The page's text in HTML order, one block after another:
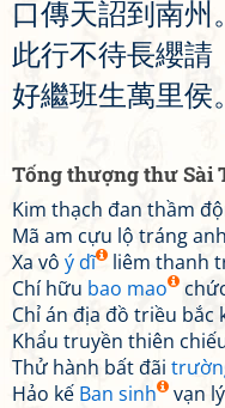
口傳天詔到 南州 。
此行不待長纓請
好繼班生萬里侯。
Tống thượng thư Sài
Kim thạch đan thầm
Mã am cựu lộ tráng
Xa vô ý dĩ
liêm thanh
Chí hữu bao mao
Chỉ án địa đồ triều bắc
Khẩu truyền thiên
Thử hành bất đãi
Hảo kế Ban sinh vạn